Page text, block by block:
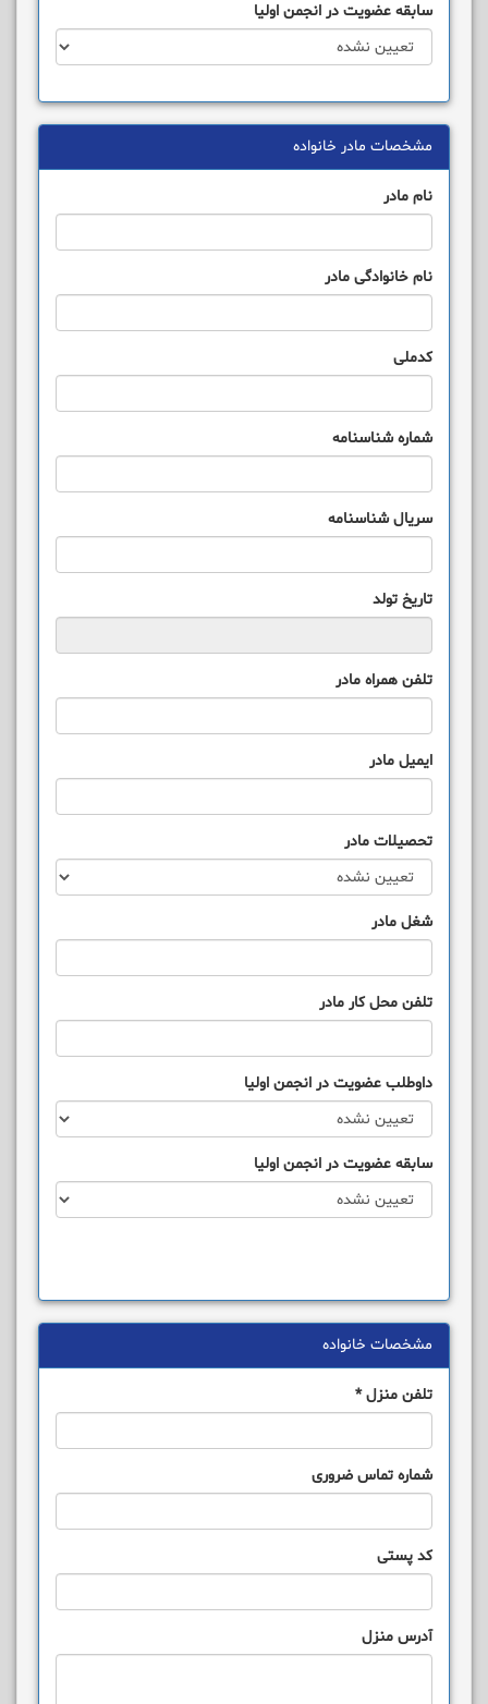
سابقه عضويت در انجمن اوليا
مشخصات مادر خانواده
نام مادر
نام خانوادگی مادر
کدملی
شماره شناسنامه
سریال شناسنامه
تاریخ تولد
تلفن همراه مادر
ایمیل مادر
تحصیلات مادر
شغل مادر
تلفن محل کار مادر
داوطلب عضويت در انجمن اوليا
سابقه عضويت در انجمن اوليا
مشخصات خانواده
تلفن منزل*
شماره تماس ضروری
کد پستی
آدرس منزل